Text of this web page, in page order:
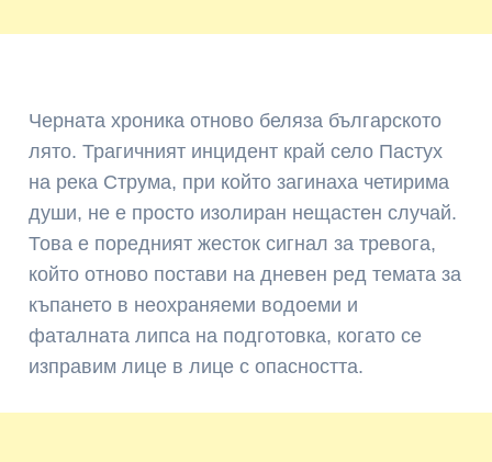
Черната хроника отново беляза българското
лято. Трагичният инцидент край село Пастух
на река Струма, при който загинаха четирима
души, не е просто изолиран нещастен случай.
Това е поредният жесток сигнал за тревога,
който отново постави на дневен ред темата за
къпането в неохраняеми водоеми и
фаталната липса на подготовка, когато се
изправим лице в лице с опасността.